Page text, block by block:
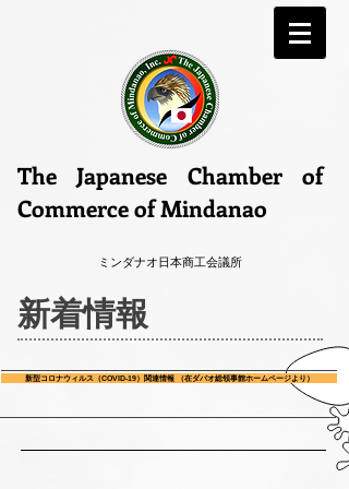
The Japanese Chamber of
Commerce of Mindanao
ミンダナオ日本商工会議所
新着情報
新型コロナウィルス（COVID-19）関連情報 （在ダバオ総領事館ホームページより）